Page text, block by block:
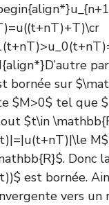
bornée sur
$M>0$ tel que
$t\in
Donc
est bornée.
vers un